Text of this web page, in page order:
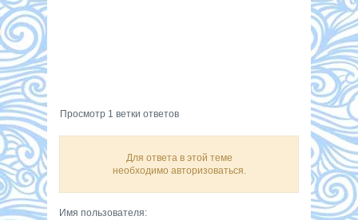
Просмотр 1 ветки ответов
Для ответа в этой теме
необходимо авторизоваться.
Имя пользователя: